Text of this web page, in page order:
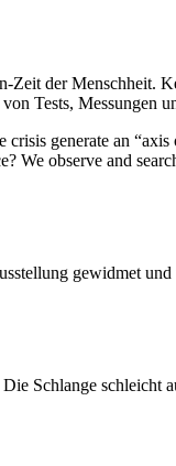
der Menschheit.
Tests, Messungen
generate an
We observe and
gewidmet
Schlange schleicht